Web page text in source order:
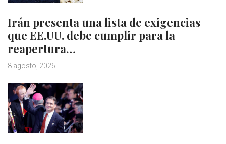
Irán presenta una lista de exigencias
que EE.UU. debe cumplir para la
reapertura…
8 agosto, 2026